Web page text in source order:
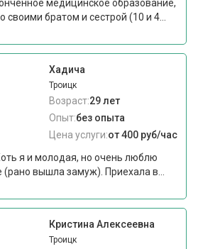
медицинское образование,
своими братом и сестрой (10 и 4...
Хадича
Троицк
Возраст:29 лет
Опыт:без опыта
Цена услуги:от 400 руб/час
я и молодая, но очень люблю
(рано вышла замуж). Приехала в...
Кристина Алексеевна
Троицк